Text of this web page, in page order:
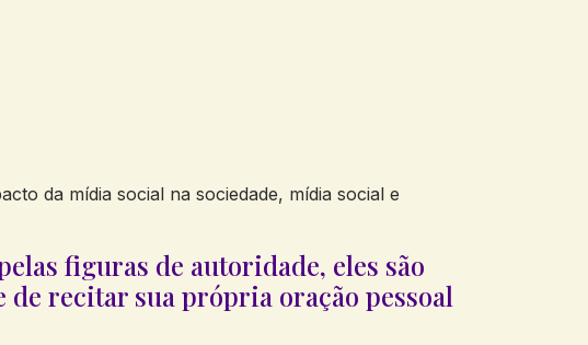
da mídia social na sociedade, mídia social e
figuras de autoridade, eles são
de recitar sua própria oração pessoal